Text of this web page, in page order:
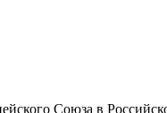
Союза в